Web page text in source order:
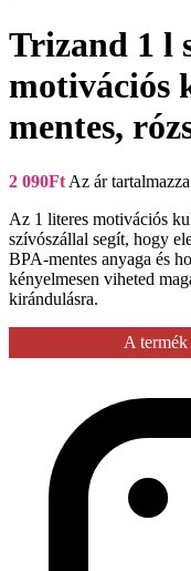
Trizand 1 l
motivációs
mentes,
2 090Ft Az ár
Az 1 literes motivációs
szívószállal segít, hogy
BPA-mentes anyaga és
kényelmesen viheted
kirándulásra.
A termék